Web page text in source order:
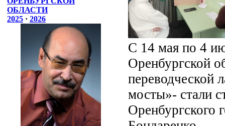
ОБЛАСТИ
2025 · 2026
С 14 мая по 4
Оренбургской
переводческой
мосты»- стали
Оренбургского